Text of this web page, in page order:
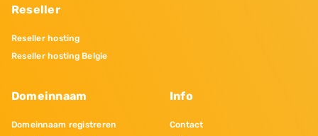
Reseller
Reseller hosting
Reseller hosting Belgie
Domeinnaam
Domeinnaam registreren
Info
Contact